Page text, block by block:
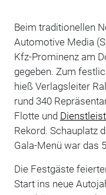
Beim traditionellen
Automotive Media
Kfz-Prominenz am
gegeben. Zum
hieß Verlagsleiter
rund 340
Flotte und
Rekord. Schauplatz
Gala-Menü war das
Die Festgäste
Start ins neue